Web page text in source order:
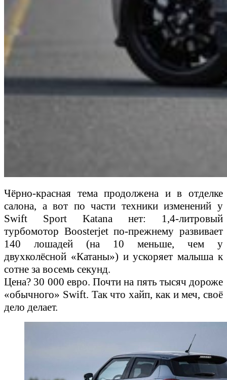
Чёрно-красная тема продолжена и в отделке
салона, а вот по части техники изменений у
Swift Sport Katana нет: 1,4-литровый
турбомотор Boosterjet по-прежнему развивает
140 лошадей (на 10 меньше, чем у
двухколёсной «Катаны») и ускоряет малыша к
сотне за восемь секунд.
Цена? 30 000 евро. Почти на пять тысяч дороже
«обычного» Swift. Так что хайп, как и меч, своё
дело делает.